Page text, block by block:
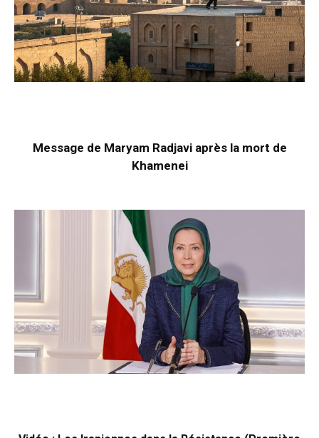
Message de Maryam Radjavi après la mort de
Khamenei